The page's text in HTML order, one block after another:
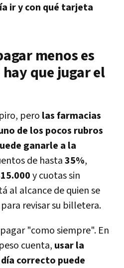
ir y con qué tarjeta
menos es
que jugar el
pero las farmacias
de los pocos rubros
ganarle a la
de hasta35%,
y cuotas sin
al alcance de quien se
revisar su billetera.
"como siempre". En
cuenta, usar la
correcto puede